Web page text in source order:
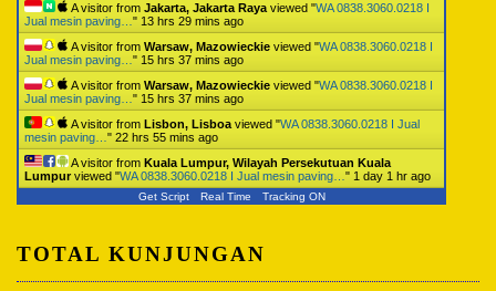
A visitor from Jakarta, Jakarta Raya viewed "WA 0838.3060.0218 I
Jual mesin paving… " 13 hrs 29 mins ago
A visitor from Warsaw, Mazowieckie viewed "WA 0838.3060.0218 I
Jual mesin paving… " 15 hrs 37 mins ago
A visitor from Warsaw, Mazowieckie viewed "WA 0838.3060.0218 I
Jual mesin paving… " 15 hrs 37 mins ago
A visitor from Lisbon, Lisboa viewed "WA 0838.3060.0218 I Jual
mesin paving… " 22 hrs 55 mins ago
A visitor from Kuala Lumpur, Wilayah Persekutuan Kuala
Lumpurviewed "WA 0838.3060.0218 I Jual mesin paving… " 1 day 1 hr ago
Get Script Real Time Tracking ON
TOTAL KUNJUNGAN